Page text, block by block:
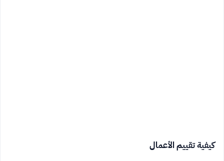
كيفية تقييم الأعمال